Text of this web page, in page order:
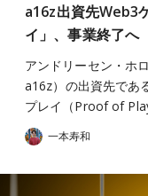
a16z出資先Web3
イ」、事業終了へ
アンドリーセン・ホ
a16z）の出資先であ
プレイ（Proof of
一本寿和